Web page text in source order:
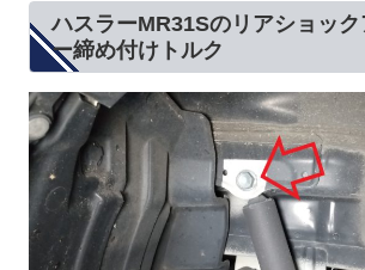
ハスラーMR31Sのリアショッ
ー締め付けトルク